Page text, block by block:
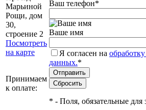
Марьиной
Рощи, дом
30,
строение 2
Посмотреть
на карте
Принимаем
к оплате:
Ваш телефон*
Ваше имя
Я согласен на
данных.*
* - Поля, обязательные для